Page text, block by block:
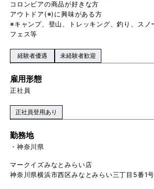
コロンビアの商品が好きな方
アウトドア(※)に興味がある方
※キャンプ、登山、トレッキング、釣り、スノ
フェス等
経験者優遇 未経験者歓迎
雇用形態
正社員
正社員登用あり
勤務地
神奈川県
マークイズみなとみらい店
神奈川県横浜市西区みなとみらい三丁目5番1号